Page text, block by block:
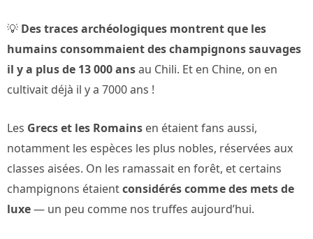
💡 Des traces archéologiques montrent que les
humains consommaient des champignons sauvages
il y a plus de 13 000 ansau Chili. Et en Chine, on en
cultivait déjà il y a 7000 ans !
Les Grecs et les Romains en étaient fans aussi,
notamment les espèces les plus nobles, réservées aux
classes aisées. On les ramassait en forêt, et certains
champignons étaientconsidérés comme des mets de
luxe— un peu comme nos truffes aujourd’hui.